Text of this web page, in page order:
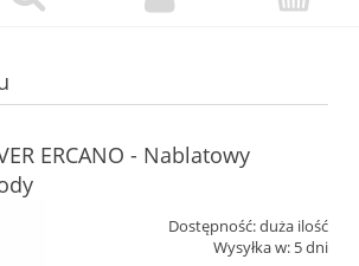
ERCANO - Nablatowy
Dostępność:duża ilość
Wysyłka w: 5 dni